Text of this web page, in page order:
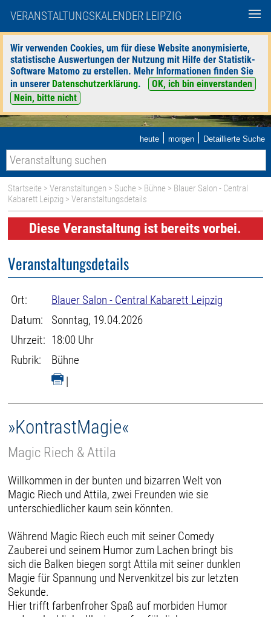
VERANSTALTUNGSKALENDER LEIPZIG
Wir verwenden Cookies, um für diese Website anonymisierte,
statistische Auswertungen der Nutzung mit Hilfe der Statistik-
Software Matomo zu erstellen. Mehr Informationen finden Sie
in unserer Datenschutzerklärung.
OK, ich bin einverstanden
Nein, bitte nicht
heute | morgen | Detaillierte Suche
Startseite >Veranstaltungen > Suche > Bühne > Blauer Salon - Central
Kabarett Leipzig > Veranstaltungsdetails
Diese Veranstaltung ist bereits vorbei.
Veranstaltungsdetails
Ort:
Blauer Salon - Central Kabarett Leipzig
Datum:
Sonntag, 19.04.2026
Uhrzeit: 18:00 Uhr
Rubrik:
Bühne
|
»KontrastMagie«
Magic Riech & Attila
Willkommen in der bunten und bizarren Welt von
Magic Riech und Attila, zwei Freunden wie sie
unterschiedlicher kaum sein könnten.
Während Magic Riech euch mit seiner Comedy
Zauberei und seinem Humor zum Lachen bringt bis
sich die Balken biegen sorgt Attila mit seiner dunklen
Magie für Spannung und Nervenkitzel bis zur letzten
Sekunde.
Hier trifft farbenfroher Spaß auf morbiden Humor